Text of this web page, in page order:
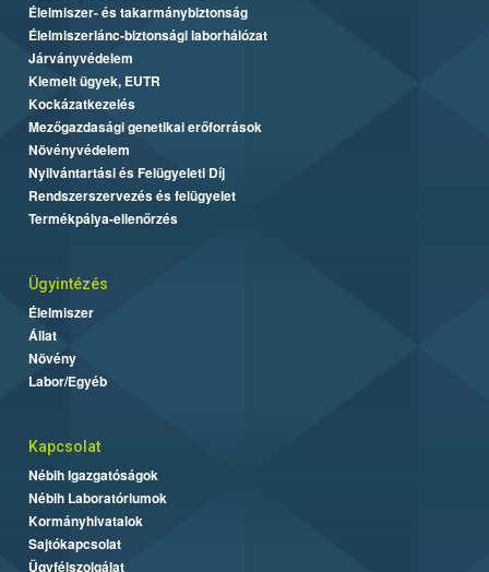
Élelmiszer- és takarmánybiztonság
Élelmiszerlánc-biztonsági laborhálózat
Járványvédelem
Kiemelt ügyek, EUTR
Kockázatkezelés
Mezőgazdasági genetikai erőforrások
Növényvédelem
Nyilvántartási és Felügyeleti Díj
Rendszerszervezés és felügyelet
Termékpálya-ellenőrzés
Ügyintézés
Élelmiszer
Állat
Növény
Labor/Egyéb
Kapcsolat
Nébih Igazgatóságok
Nébih Laboratóriumok
Kormányhivatalok
Sajtókapcsolat
Ügyfélszolgálat